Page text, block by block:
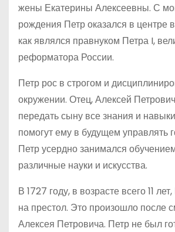
жены Екатерины Алексеевны. С
рождения Петр оказался в центре
как являлся правнуком Петра I,
реформатора России.
Петр рос в строгом и
окружении. Отец, Алексей
передать сыну все знания и
помогут ему в будущем управлять
Петр усердно занимался
различные науки и искусства.
В 1727 году, в возрасте всего 11
на престол. Это произошло после
Алексея Петровича. Петр не был